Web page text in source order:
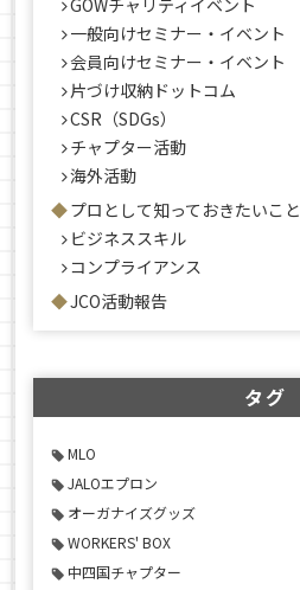
GOWチャリティイベント
一般向けセミナー・イベント
会員向けセミナー・イベント
片づけ収納ドットコム
CSR（SDGs）
チャプター活動
海外活動
プロとして知っておきたいこと
ビジネススキル
コンプライアンス
JCO活動報告
タグ
MLO
JALOエプロン
オーガナイズグッズ
WORKERS' BOX
中四国チャプター